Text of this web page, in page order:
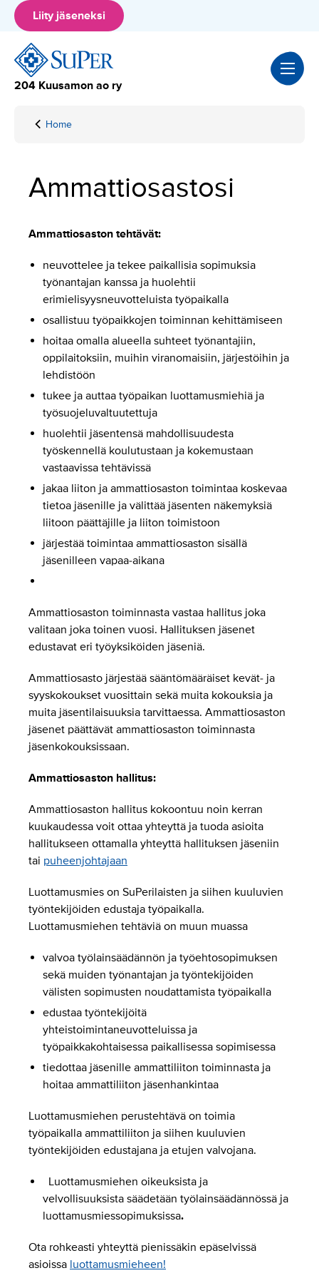
Hyppää
sisältöön
Liity jäseneksi
204 Kuusamon ao ry
Home
Ammattiosastosi
Ammattiosastosi
Ammattiosaston tehtävät:
neuvottelee ja tekee paikallisia sopimuksia
työnantajan kanssa ja huolehtii
erimielisyysneuvotteluista työpaikalla
osallistuu työpaikkojen toiminnan kehittämiseen
hoitaa omalla alueella suhteet työnantajiin,
oppilaitoksiin, muihin viranomaisiin, järjestöihin ja
lehdistöön
tukee ja auttaa työpaikan luottamusmiehiä ja
työsuojeluvaltuutettuja
huolehtii jäsentensä mahdollisuudesta
työskennellä koulutustaan ja kokemustaan
vastaavissa tehtävissä
jakaa liiton ja ammattiosaston toimintaa koskevaa
tietoa jäsenille ja välittää jäsenten näkemyksiä
liitoon päättäjille ja liiton toimistoon
järjestää toimintaa ammattiosaston sisällä
jäsenilleen vapaa-aikana
Ammattiosaston toiminnasta vastaa hallitus joka
valitaan joka toinen vuosi. Hallituksen jäsenet
edustavat eri työyksiköiden jäseniä.
Ammattiosasto järjestää sääntömääräiset kevät- ja
syyskokoukset vuosittain sekä muita kokouksia ja
muita jäsentilaisuuksia tarvittaessa. Ammattiosaston
jäsenet päättävät ammattiosaston toiminnasta
jäsenkokouksissaan.
Ammattiosaston hallitus:
Ammattiosaston hallitus kokoontuu noin kerran
kuukaudessa voit ottaa yhteyttä ja tuoda asioita
hallitukseen ottamalla yhteyttä hallituksen jäseniin
tai puheenjohtajaan
Luottamusmies on SuPerilaisten ja siihen kuuluvien
työntekijöiden edustaja työpaikalla.
Luottamusmiehen tehtäviä on muun muassa
valvoa työlainsäädännön ja työehtosopimuksen
sekä muiden työnantajan ja työntekijöiden
välisten sopimusten noudattamista työpaikalla
edustaa työntekijöitä
yhteistoimintaneuvotteluissa ja
työpaikkakohtaisessa paikallisessa sopimisessa
tiedottaa jäsenille ammattiliiton toiminnasta ja
hoitaa ammattiliiton jäsenhankintaa
Luottamusmiehen perustehtävä on toimia
työpaikalla ammattiliiton ja siihen kuuluvien
työntekijöiden edustajana ja etujen valvojana.
Luottamusmiehen oikeuksista ja
velvollisuuksista säädetään työlainsäädännössä ja
luottamusmiessopimuksissa.
Ota rohkeasti yhteyttä pienissäkin epäselvissä
asioissa luottamusmieheen!